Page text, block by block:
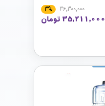
36٬300٬000
3%
35٬211٬000 تومان